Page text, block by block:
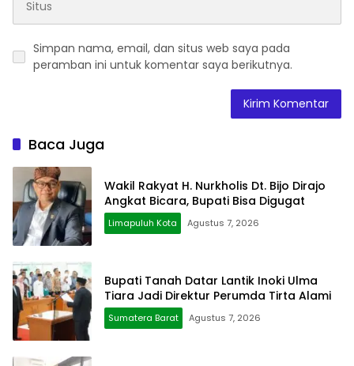
Simpan nama, email, dan situs web saya pada
peramban ini untuk komentar saya berikutnya.
Baca Juga
Wakil Rakyat H. Nurkholis Dt. Bijo Dirajo
Angkat Bicara, Bupati Bisa Digugat
Limapuluh Kota Agustus 7, 2026
Bupati Tanah Datar Lantik Inoki Ulma
Tiara Jadi Direktur Perumda Tirta Alami
Sumatera Barat Agustus 7, 2026